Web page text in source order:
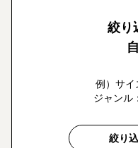
絞り
例）サイ
ジャンル
絞り